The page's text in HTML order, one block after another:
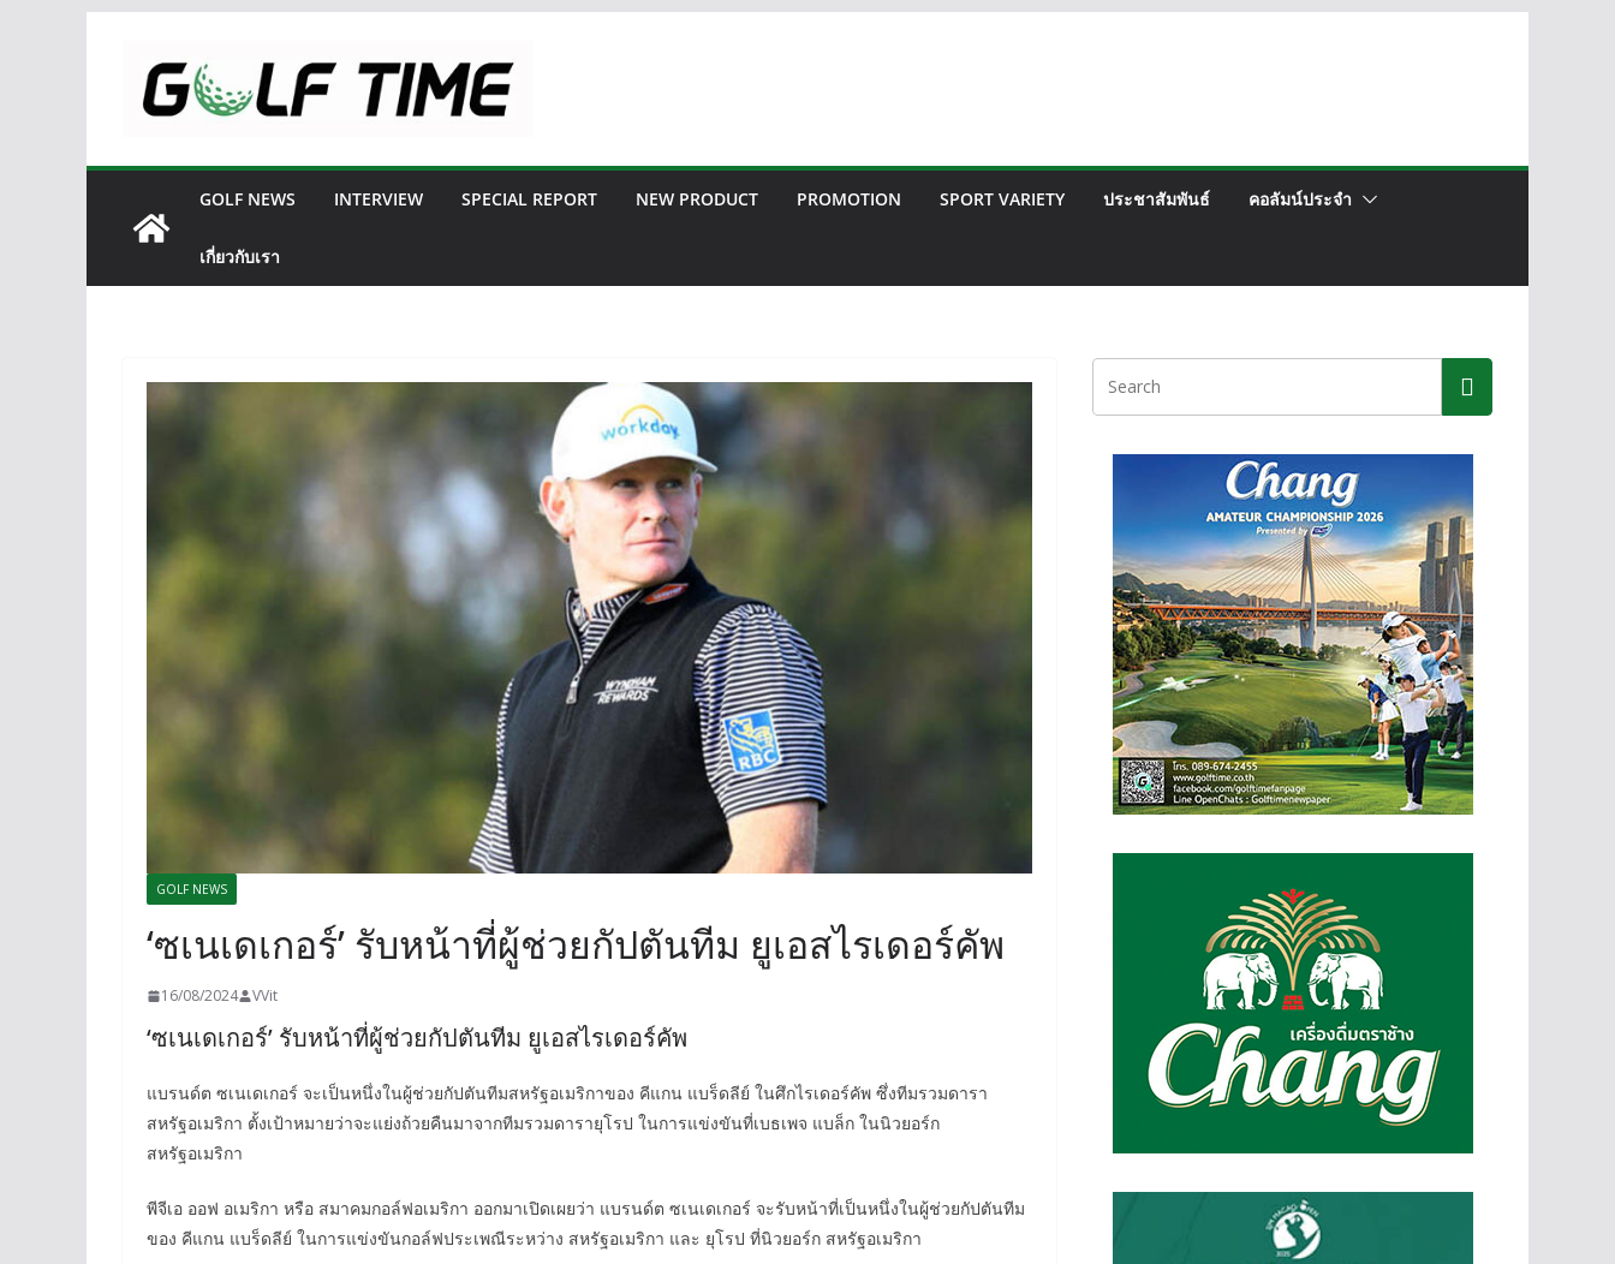
content
GOLF NEWS INTERVIEW SPECIAL REPORT NEW PRODUCT PROMOTION SPORT VARIETY ประชาสัมพันธ์ คอลัมน์ประจำ
เกี่ยวกับเรา
GOLF NEWS
‘ซเนเดเกอร์’ รับหน้าที่ผู้ช่วยกัปตันทีม ยูเอสไรเดอร์คัพ
16/08/2024 VVit
‘ซเนเดเกอร์’ รับหน้าที่ผู้ช่วยกัปตันทีม ยูเอสไรเดอร์คัพ
แบรนด์ต ซเนเดเกอร์ จะเป็นหนึ่งในผู้ช่วยกัปตันทีมสหรัฐอเมริกาของ คีแกน แบร็ดลีย์ ในศึกไรเดอร์คัพ ซึ่งทีมรวมดารา
สหรัฐอเมริกา ตั้งเป้าหมายว่าจะแย่งถ้วยคืนมาจากทีมรวมดารายุโรป ในการแข่งขันที่เบธเพจ แบล็ก ในนิวยอร์ก
สหรัฐอเมริกา
พีจีเอ ออฟ อเมริกา หรือ สมาคมกอล์ฟอเมริกา ออกมาเปิดเผยว่า แบรนด์ต ซเนเดเกอร์ จะรับหน้าที่เป็นหนึ่งในผู้ช่วยกัปตันทีม
ของ คีแกน แบร็ดลีย์ ในการแข่งขันกอล์ฟประเพณีระหว่าง สหรัฐอเมริกา และ ยุโรป ที่นิวยอร์ก สหรัฐอเมริกา